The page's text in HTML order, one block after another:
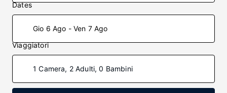
Dates
Gio 6 Ago - Ven 7 Ago
Viaggiatori
1 Camera, 2 Adulti, 0 Bambini